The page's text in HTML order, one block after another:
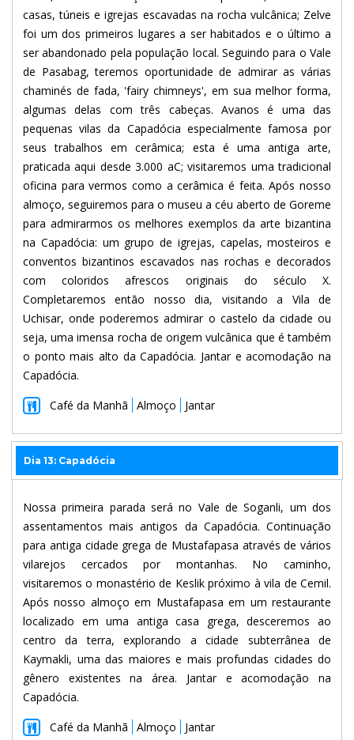
casas, túneis e igrejas escavadas na rocha vulcânica; Zelve
foi um dos primeiros lugares a ser habitados e o último a
ser abandonado pela população local. Seguindo para o Vale
de Pasabag, teremos oportunidade de admirar as várias
chaminés de fada, 'fairy chimneys', em sua melhor forma,
algumas delas com três cabeças. Avanos é uma das
pequenas vilas da Capadócia especialmente famosa por
seus trabalhos em cerâmica; esta é uma antiga arte,
praticada aqui desde 3.000 aC; visitaremos uma tradicional
oficina para vermos como a cerâmica é feita. Após nosso
almoço, seguiremos para o museu a céu aberto de Goreme
para admirarmos os melhores exemplos da arte bizantina
na Capadócia: um grupo de igrejas, capelas, mosteiros e
conventos bizantinos escavados nas rochas e decorados
com coloridos afrescos originais do século X.
Completaremos então nosso dia, visitando a Vila de
Uchisar, onde poderemos admirar o castelo da cidade ou
seja, uma imensa rocha de origem vulcânica que é também
o ponto mais alto da Capadócia. Jantar e acomodação na
Capadócia.
Café da Manhã
Almoço Jantar
Dia 13: Capadócia
Nossa primeira parada será no Vale de Soganli, um dos
assentamentos mais antigos da Capadócia. Continuação
para antiga cidade grega de Mustafapasa através de vários
vilarejos cercados por montanhas. No caminho,
visitaremos o monastério de Keslik próximo à vila de Cemil.
Após nosso almoço em Mustafapasa em um restaurante
localizado em uma antiga casa grega, desceremos ao
centro da terra, explorando a cidade subterrânea de
Kaymakli, uma das maiores e mais profundas cidades do
gênero existentes na área. Jantar e acomodação na
Capadócia.
Café da Manhã
Almoço Jantar